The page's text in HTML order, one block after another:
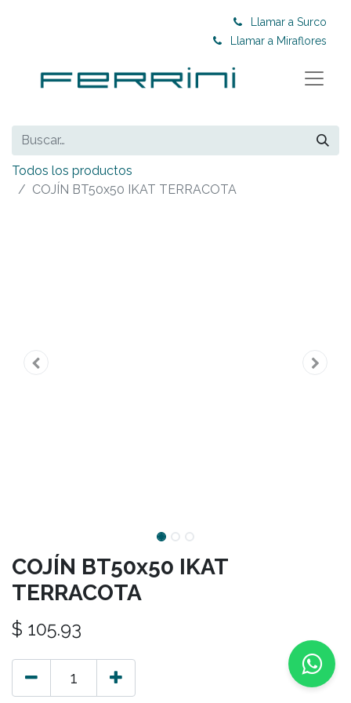
Llamar a Surco
Llamar a Miraflores
Todos los productos
COJÍN BT50x50 IKAT TERRACOTA
COJÍN BT50x50 IKAT
TERRACOTA
$ 105.93